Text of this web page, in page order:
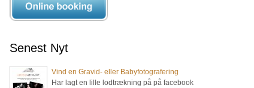
Senest Nyt
Vind en Gravid- eller Babyfotografering
Har lagt en lille lodtrækning på på facebook